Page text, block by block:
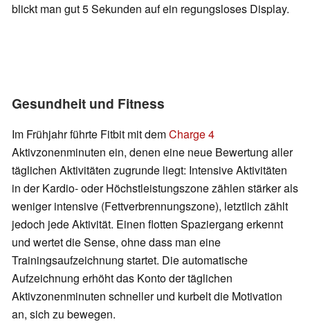
blickt man gut 5 Sekunden auf ein regungsloses Display.
Gesundheit und Fitness
Im Frühjahr führte Fitbit mit demCharge 4
Aktivzonenminuten ein, denen eine neue Bewertung aller
täglichen Aktivitäten zugrunde liegt: Intensive Aktivitäten
in der Kardio- oder Höchstleistungszone zählen stärker als
weniger intensive (Fettverbrennungszone), letztlich zählt
jedoch jede Aktivität. Einen flotten Spaziergang erkennt
und wertetdie Sense, ohne dass man eine
Trainingsaufzeichnung startet. Die automatische
Aufzeichnung erhöht das Konto der täglichen
Aktivzonenminuten schneller und kurbelt die Motivation
an, sich zu bewegen.